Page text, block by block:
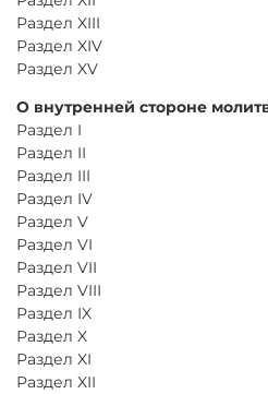
Раздел XIII
Раздел XIV
Раздел XV
О внутренней стороне
Раздел I
Раздел II
Раздел III
Раздел IV
Раздел V
Раздел VI
Раздел VII
Раздел VIII
Раздел IX
Раздел X
Раздел XI
Раздел XII